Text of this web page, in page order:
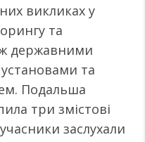
викликах у
та
державними
та
Подальша
три змістові
заслухали